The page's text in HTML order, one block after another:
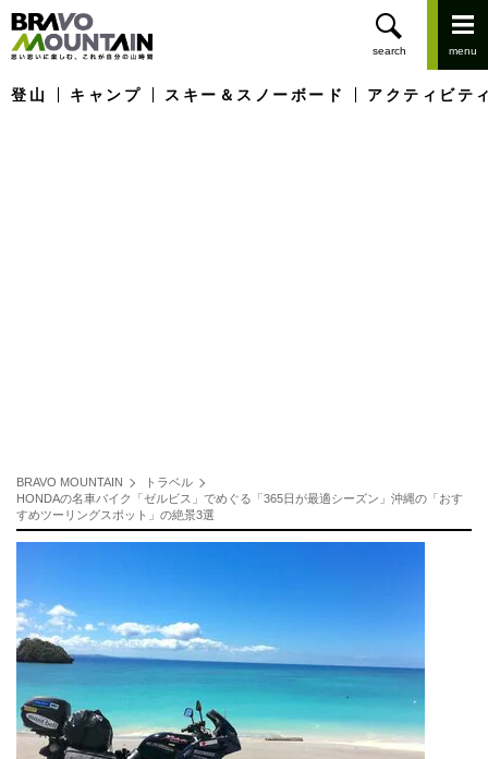
登山 キャンプ スキー＆スノーボード アクティビテ
BRAVO MOUNTAIN
トラベル
HONDAの名車バイク「ゼルビス」でめぐる「365日が最適シーズン」沖縄の「おす
すめツーリングスポット」の絶景3選